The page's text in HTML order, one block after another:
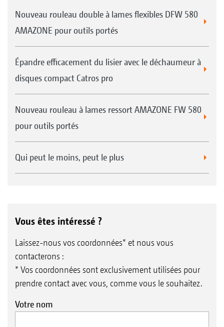
Nouveau rouleau double à lames flexibles DFW 580
AMAZONE pour outils portés
Épandre efficacement du lisier avec le déchaumeur à
disques compact Catros pro
Nouveau rouleau à lames ressort AMAZONE FW 580
pour outils portés
Qui peut le moins, peut le plus
Vous êtes intéressé ?
Laissez-nous vos coordonnées* et nous vous
contacterons :
* Vos coordonnées sont exclusivement utilisées pour
prendre contact avec vous, comme vous le souhaitez.
Votre nom